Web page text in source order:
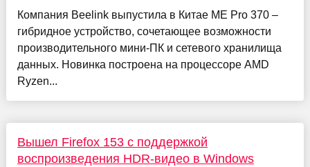
Компания Beelink выпустила в Китае ME Pro 370 –
гибридное устройство, сочетающее возможности
производительного мини-ПК и сетевого хранилища
данных. Новинка построена на процессоре AMD
Ryzen...
Вышел Firefox 153 с поддержкой
воспроизведения HDR-видео в Windows